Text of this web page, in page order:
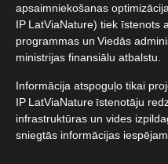
apsaimniekošanas
IP LatViaNature) tiek īstenots
programmas un Viedās
ministrijas finansiālu atbalstu.​
Informācija atspoguļo tikai
IP LatViaNature īstenotāju
infrastruktūras un vides
sniegtās informācijas